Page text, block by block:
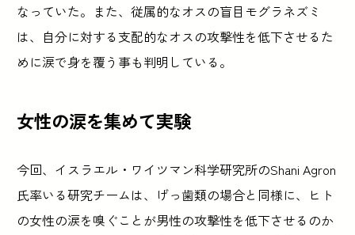
なっていた。また、従属的なオスの盲目モグラネズミ
は、自分に対する支配的なオスの攻撃性を低下させるた
めに涙で身を覆う事も判明している。
女性の涙を集めて実験
今回、イスラエル・ワイツマン科学研究所のShani Agron
氏率いる研究チームは、げっ歯類の場合と同様に、ヒト
の女性の涙を嗅ぐことが男性の攻撃性を低下させるのか